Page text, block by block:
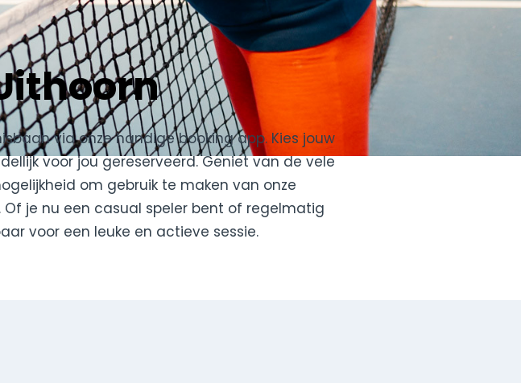
via onze handige booking app. Kies jouw
voor jou gereserveerd. Geniet van de vele
om gebruik te maken van onze
je nu een casual speler bent of regelmatig
voor een leuke en actieve sessie.